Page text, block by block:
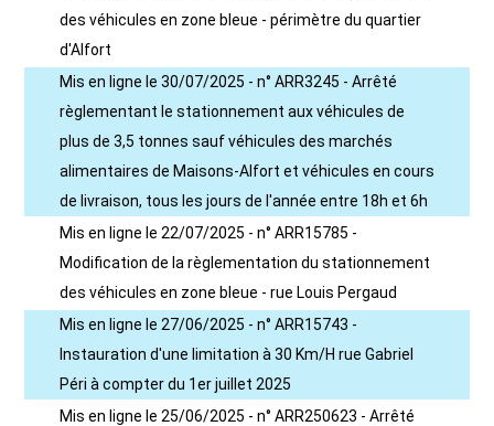
des véhicules en zone bleue - périmètre du quartier
d'Alfort
Mis en ligne le 30/07/2025 - n° ARR3245 - Arrêté
règlementant le stationnement aux véhicules de
plus de 3,5 tonnes sauf véhicules des marchés
alimentaires de Maisons-Alfort et véhicules en cours
de livraison, tous les jours de l'année entre 18h et 6h
Mis en ligne le 22/07/2025 - n° ARR15785 -
Modification de la règlementation du stationnement
des véhicules en zone bleue - rue Louis Pergaud
Mis en ligne le 27/06/2025 - n° ARR15743 -
Instauration d'une limitation à 30 Km/H rue Gabriel
Péri à compter du 1er juillet 2025
Mis en ligne le 25/06/2025 - n° ARR250623 - Arrêté